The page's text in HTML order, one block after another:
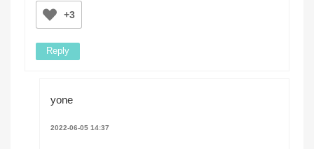
+3
Reply
yone
2022-06-05 14:37